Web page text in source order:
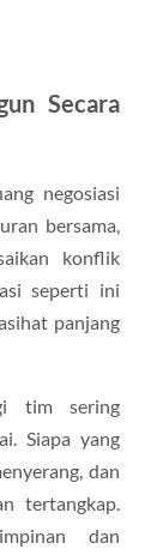
Secara
negosiasi
bersama,
konflik
seperti ini
panjang
tim sering
Siapa yang
dan
tertangkap.
dan